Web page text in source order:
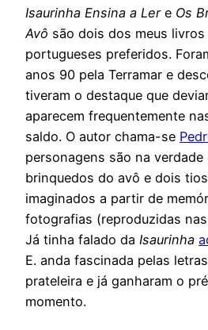
Isaurinha Ensina a Lere Os
Avô são dois dos meus
portugueses preferidos.
anos 90 pela Terramar e
tiveram o destaque que
aparecem frequentemente
saldo. O autor chama-se
personagens são na verdade
brinquedos do avô e dois
imaginados a partir de
fotografias (reproduzidas
Já tinha falado da Isaurinha
E. anda fascinada pelas
prateleira e já ganharam o
momento.